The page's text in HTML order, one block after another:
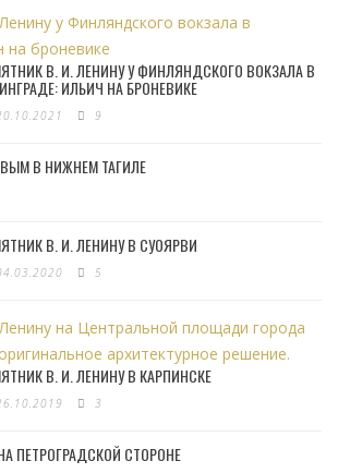
В. И. ЛЕНИНУ У ФИНЛЯНДСКОГО ВОКЗАЛА В
ИЛЬИЧ НА БРОНЕВИКЕ
9
В НИЖНЕМ ТАГИЛЕ
В. И. ЛЕНИНУ В СУОЯРВИ
5
В. И. ЛЕНИНУ В КАРПИНСКЕ
3
ПЕТРОГРАДСКОЙ СТОРОНЕ